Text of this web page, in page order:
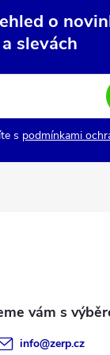
o
a slevách
s podmínkami
info@zerp.cz